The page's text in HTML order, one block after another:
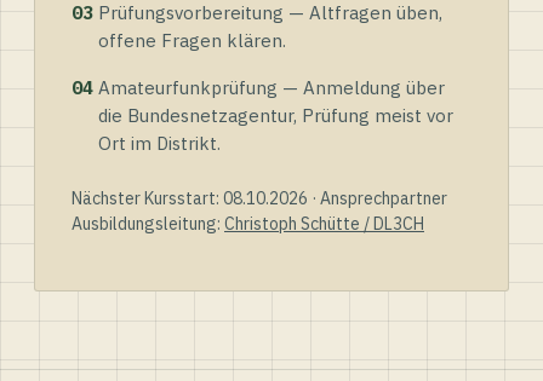
03 Prüfungsvorbereitung — Altfragen üben,
offene Fragen klären.
04 Amateurfunkprüfung — Anmeldung über
die Bundesnetzagentur, Prüfung meist vor
Ort im Distrikt.
Nächster Kursstart: 08.10.2026 · Ansprechpartner
Ausbildungsleitung: Christoph Schütte / DL3CH